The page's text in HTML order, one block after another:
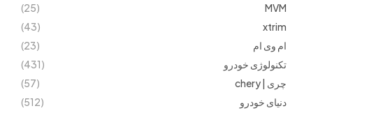
MVM
(25)
xtrim
(43)
ام وی ام
(23)
تکنولوژی خودرو
(431)
چری | chery
(57)
دنیای خودرو
(512)